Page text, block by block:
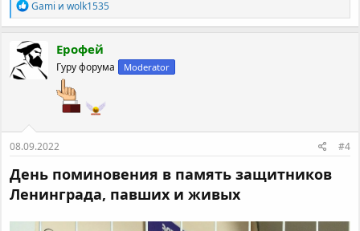
Р
е
а
к
ц
и
Gami иwolk1535
Ерофей
Гуру форума Moderator
08.09.2022 #4
День поминовения в память защитников
Ленинграда, павших и живых